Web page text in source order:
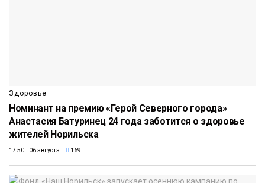
Здоровье
Номинант на премию «Герой Северного города»
Анастасия Батуринец 24 года заботится о здоровье
жителей Норильска
17:50 06 августа 169